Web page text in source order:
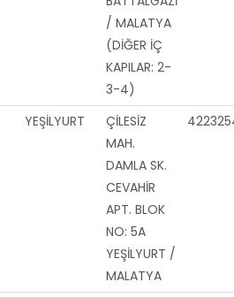
/ MALATYA
(DİĞER İÇ
KAPILAR: 2-
3-4)
YEŞİLYURT
ÇİLESİZ
MAH.
DAMLA SK.
CEVAHİR
APT. BLOK
NO: 5A
YEŞİLYURT /
MALATYA